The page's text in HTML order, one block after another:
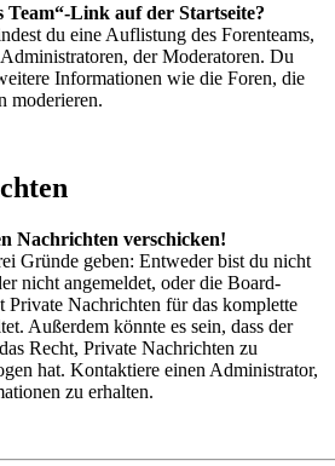
Team“-Link auf der Startseite?
du eine Auflistung des Forenteams,
der Moderatoren. Du
Informationen wie die Foren, die
moderieren.
Nachrichten verschicken!
Gründe geben: Entweder bist du nicht
nicht angemeldet, oder die Board-
Private Nachrichten für das komplette
Außerdem könnte es sein, dass der
Recht, Private Nachrichten zu
hat. Kontaktiere einen Administrator,
zu erhalten.